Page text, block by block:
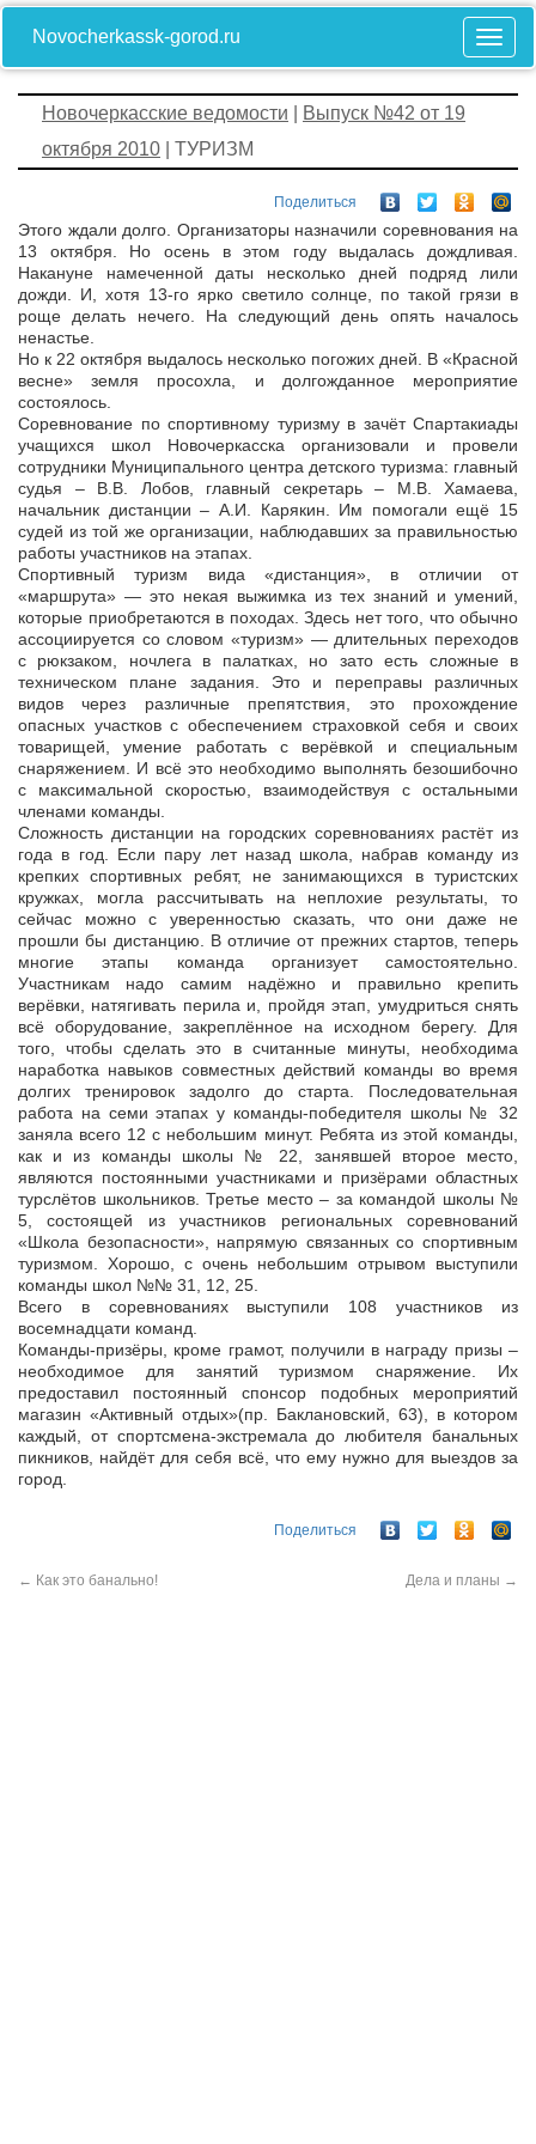
Novocherkassk-gorod.ru
Новочеркасские ведомости
Выпуск №42 от 19
октября 2010 | ТУРИЗМ
Поделиться
Этого ждали долго. Организаторы назначили соревнования на
13 октября. Но осень в этом году выдалась дождливая.
Накануне намеченной даты несколько дней подряд лили
дожди. И, хотя 13-го ярко светило солнце, по такой грязи в
роще делать нечего. На следующий день опять началось
ненастье.
Но к 22 октября выдалось несколько погожих дней. В «Красной
весне» земля просохла, и долгожданное мероприятие
состоялось.
Соревнование по спортивному туризму в зачёт Спартакиады
учащихся школ Новочеркасска организовали и провели
сотрудники Муниципального центра детского туризма: главный
судья – В.В. Лобов, главный секретарь – М.В. Хамаева,
начальник дистанции – А.И. Карякин. Им помогали ещё 15
судей из той же организации, наблюдавших за правильностью
работы участников на этапах.
Спортивный туризм вида «дистанция», в отличии от
«маршрута» — это некая выжимка из тех знаний и умений,
которые приобретаются в походах. Здесь нет того, что обычно
ассоциируется со словом «туризм» — длительных переходов
с рюкзаком, ночлега в палатках, но зато есть сложные в
техническом плане задания. Это и переправы различных
видов через различные препятствия, это прохождение
опасных участков с обеспечением страховкой себя и своих
товарищей, умение работать с верёвкой и специальным
снаряжением. И всё это необходимо выполнять безошибочно
с максимальной скоростью, взаимодействуя с остальными
членами команды.
Сложность дистанции на городских соревнованиях растёт из
года в год. Если пару лет назад школа, набрав команду из
крепких спортивных ребят, не занимающихся в туристских
кружках, могла рассчитывать на неплохие результаты, то
сейчас можно с уверенностью сказать, что они даже не
прошли бы дистанцию. В отличие от прежних стартов, теперь
многие этапы команда организует самостоятельно.
Участникам надо самим надёжно и правильно крепить
верёвки, натягивать перила и, пройдя этап, умудриться снять
всё оборудование, закреплённое на исходном берегу. Для
того, чтобы сделать это в считанные минуты, необходима
наработка навыков совместных действий команды во время
долгих тренировок задолго до старта. Последовательная
работа на семи этапах у команды-победителя школы № 32
заняла всего 12 с небольшим минут. Ребята из этой команды,
как и из команды школы № 22, занявшей второе место,
являются постоянными участниками и призёрами областных
турслётов школьников. Третье место – за командой школы №
5, состоящей из участников региональных соревнований
«Школа безопасности», напрямую связанных со спортивным
туризмом. Хорошо, с очень небольшим отрывом выступили
команды школ №№ 31, 12, 25.
Всего в соревнованиях выступили 108 участников из
восемнадцати команд.
Команды-призёры, кроме грамот, получили в награду призы –
необходимое для занятий туризмом снаряжение. Их
предоставил постоянный спонсор подобных мероприятий
магазин «Активный отдых»(пр. Баклановский, 63), в котором
каждый, от спортсмена-экстремала до любителя банальных
пикников, найдёт для себя всё, что ему нужно для выездов за
город.
Поделиться
← Как это банально! Дела и планы →